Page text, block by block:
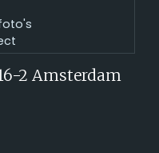
2 Amsterdam